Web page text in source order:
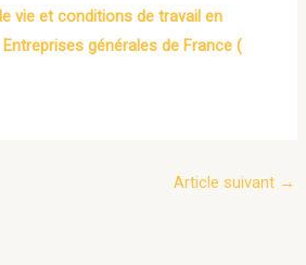
vie et conditions de travail en
générales de France (
Article suivant →